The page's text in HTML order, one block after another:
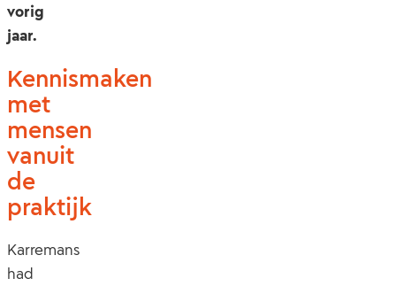
vorig
jaar.
Kennismaken
met
mensen
vanuit
de
praktijk
Karremans
had